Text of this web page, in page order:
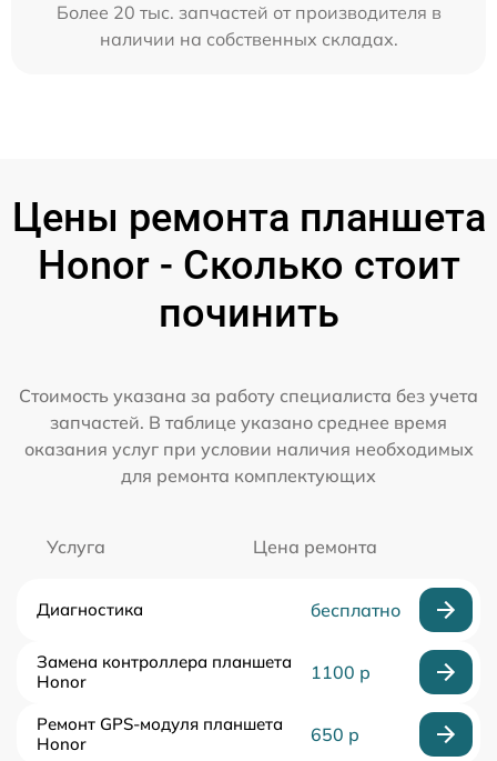
Более 20 тыс. запчастей от производителя в
наличии на собственных складах.
Цены ремонта планшета
Honor - Сколько стоит
починить
Стоимость указана за работу специалиста без учета
запчастей. В таблице указано среднее время
оказания услуг при условии наличия необходимых
для ремонта комплектующих
Услуга Цена ремонта
Диагностика бесплатно
Замена контроллера планшета
Honor
1100 р
Ремонт GPS-модуля планшета
Honor
650 р